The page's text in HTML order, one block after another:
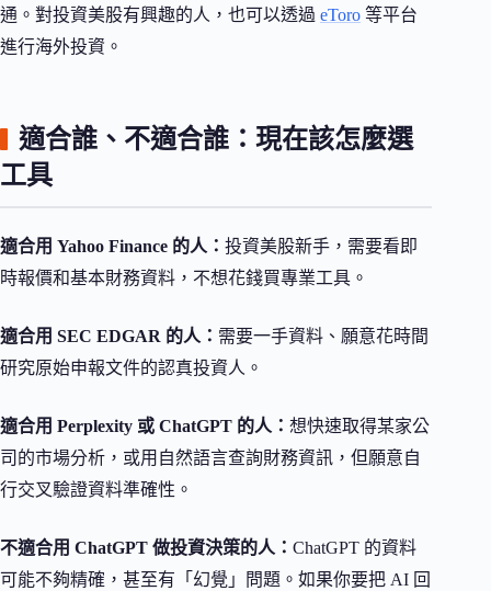
通。對投資美股有興趣的人，也可以透過 eToro 等平台
進行海外投資。
適合誰、不適合誰：現在該怎麼選
工具
適合用 Yahoo Finance 的人： 投資美股新手，需要看即
時報價和基本財務資料，不想花錢買專業工具。
適合用 SEC EDGAR 的人： 需要一手資料、願意花時間
研究原始申報文件的認真投資人。
適合用 Perplexity 或 ChatGPT 的人： 想快速取得某家公
司的市場分析，或用自然語言查詢財務資訊，但願意自
行交叉驗證資料準確性。
不適合用 ChatGPT 做投資決策的人： ChatGPT 的資料
可能不夠精確，甚至有「幻覺」問題。如果你要把 AI 回